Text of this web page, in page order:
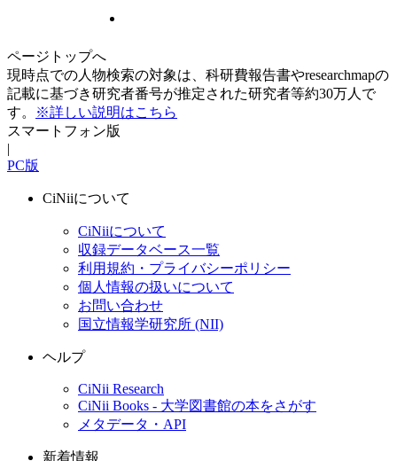
ページトップへ
現時点での人物検索の対象は、科研費報告書やresearchmapの
記載に基づき研究者番号が推定された研究者等約30万人で
す。
※詳しい説明はこちら
スマートフォン版
|
PC版
CiNiiについて
CiNiiについて
収録データベース一覧
利用規約・プライバシーポリシー
個人情報の扱いについて
お問い合わせ
国立情報学研究所 (NII)
ヘルプ
CiNii Research
CiNii Books - 大学図書館の本をさがす
メタデータ・API
新着情報